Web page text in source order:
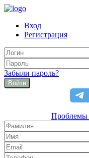
Вход
Регистрация
Забыли пароль?
Войти
Проблемы